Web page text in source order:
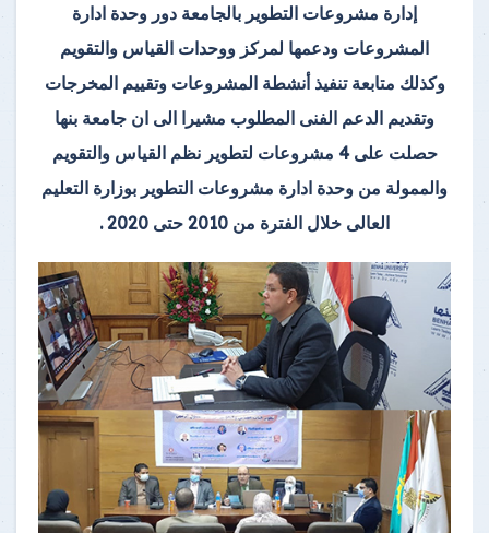
إدارة مشروعات التطوير بالجامعة دور وحدة ادارة
المشروعات ودعمها لمركز ووحدات القياس والتقويم
وكذلك متابعة تنفيذ أنشطة المشروعات وتقييم المخرجات
وتقديم الدعم الفنى المطلوب مشيرا الى ان جامعة بنها
حصلت على 4 مشروعات لتطوير نظم القياس والتقويم
والممولة من وحدة ادارة مشروعات التطوير بوزارة التعليم
العالى خلال الفترة من 2010 حتى 2020 .